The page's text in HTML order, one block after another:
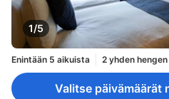
1/5
Enintään 5 aikuista 2 yhden
Valitse päivämäärät